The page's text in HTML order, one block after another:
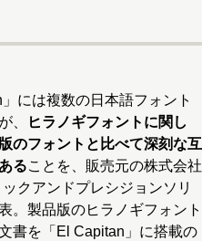
」には複数の日本語フォント
、
ヒラノギフォントに関し
のフォントと比べて深刻な互
ることを、販売元の株式会社
クアンドプレシジョンソリ
。製品版のヒラノギフォント
書を「El Capitan」に搭載の